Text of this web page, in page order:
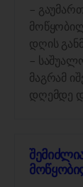
–
დღის
–
მაგრამ
დღემდე